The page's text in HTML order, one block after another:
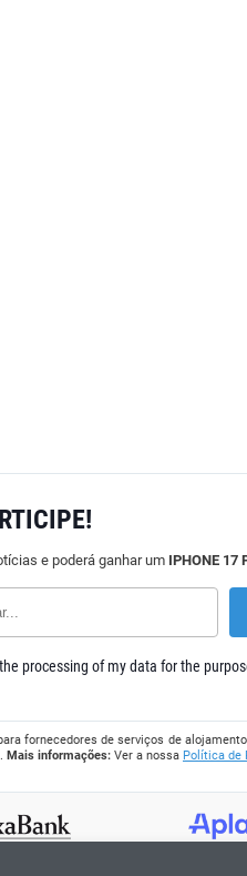
e poderá ganhar um IPHONE 17
processing of my data for the
fornecedores de serviços de
. Mais informações: Ver a nossa Política de